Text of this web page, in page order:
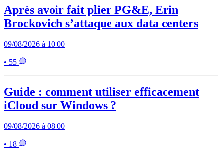
Après avoir fait plier PG&E, Erin
Brockovich s’attaque aux data centers
09/08/2026 à 10:00
• 55
Guide : comment utiliser efficacement
iCloud sur Windows ?
09/08/2026 à 08:00
• 18